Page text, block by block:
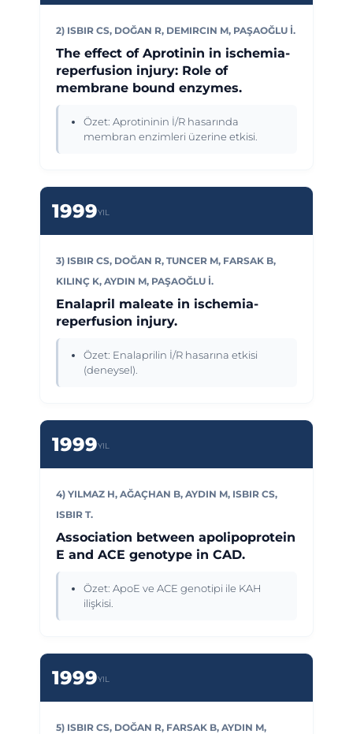
2) ISBIR CS, DOĞAN R, DEMIRCIN M, PAŞAOĞLU İ.
The effect of Aprotinin in ischemia-
reperfusion injury: Role of
membrane bound enzymes.
Özet: Aprotininin İ/R hasarında
membran enzimleri üzerine etkisi.
1999YIL
3) ISBIR CS, DOĞAN R, TUNCER M, FARSAK B,
KILINÇ K, AYDIN M, PAŞAOĞLU İ.
Enalapril maleate in ischemia-
reperfusion injury.
Özet: Enalaprilin İ/R hasarına etkisi
(deneysel).
1999YIL
4) YILMAZ H, AĞAÇHAN B, AYDIN M, ISBIR CS,
ISBIR T.
Association between apolipoprotein
E and ACE genotype in CAD.
Özet: ApoE ve ACE genotipi ile KAH
ilişkisi.
1999YIL
5) ISBIR CS, DOĞAN R, FARSAK B, AYDIN M,